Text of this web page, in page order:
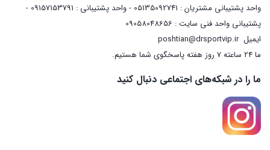
واحد پشتیبانی مشتریان : 05135092741 - واحد پشتیبانی : 09157153791 -
پشتیبانی واحد فنی سایت : 09058048656
ایمیلposhtian@drsportvip.ir
ما 24 ساعته 7 روز هفته پاسخگوی شما هستیم.
ما را در شبکه‌های اجتماعی دنبال کنید